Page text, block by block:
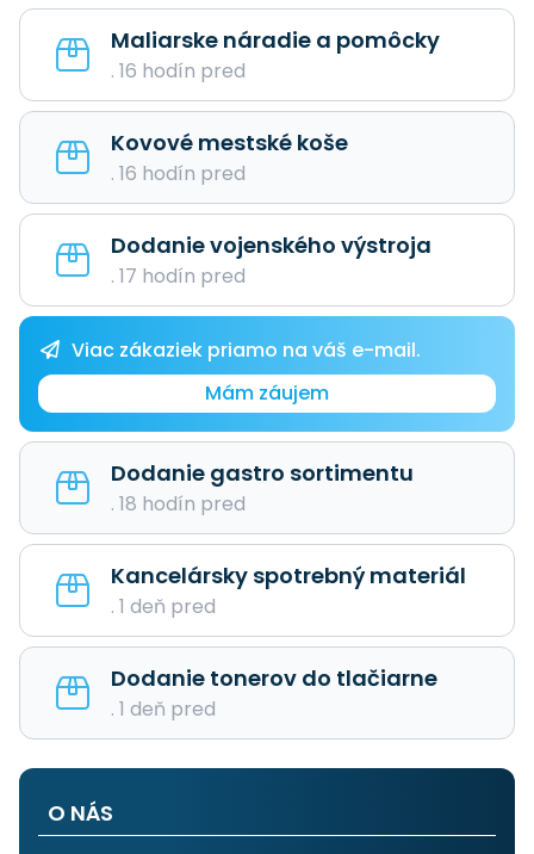
Maliarske náradie a pomôcky
. 16 hodín pred
Kovové mestské koše
. 16 hodín pred
Dodanie vojenského výstroja
. 17 hodín pred
Viac zákaziek priamo na váš e-mail.
Mám záujem
Dodanie gastro sortimentu
. 18 hodín pred
Kancelársky spotrebný materiál
. 1 deň pred
Dodanie tonerov do tlačiarne
. 1 deň pred
O NÁS